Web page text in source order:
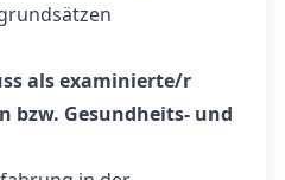
als examinierte/r
bzw. Gesundheits- und